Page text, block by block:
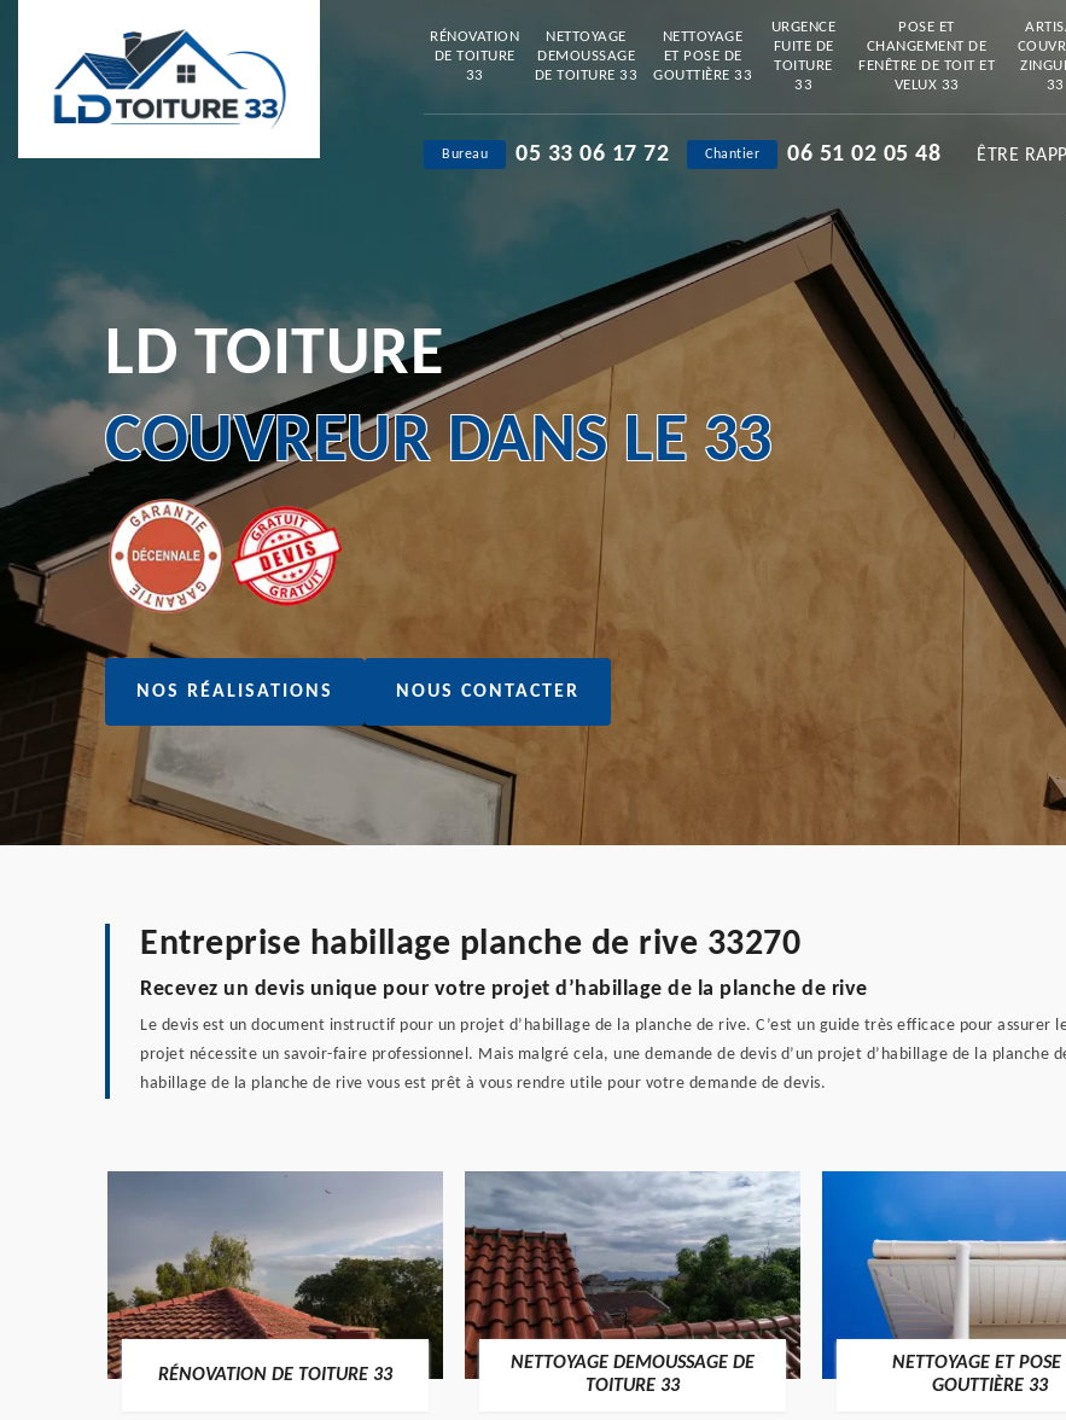
RÉNOVATION
DE TOITURE
33
NETTOYAGE
DEMOUSSAGE
DE TOITURE 33
NETTOYAGE
ET POSE DE
GOUTTIÈRE 33
URGENCE
FUITE DE
TOITURE
33
POSE ET
CHANGEMENT DE
FENÊTRE DE TOIT ET
VELUX 33
33
Bureau 05 33 06 17 72 Chantier 06 51 02 05 48 ÊTRE
LD TOITURE
COUVREUR DANS LE 33
NOS RÉALISATIONS NOUS CONTACTER
Entreprise habillage planche de rive 33270
Recevez un devis unique pour votre projet d’habillage de la planche de rive
Le devis est un document instructif pour un projet d’habillage de la planche de rive. C’est un guide très efficace pour assurer
projet nécessite un savoir-faire professionnel. Mais malgré cela, une demande de devis d’un projet d’habillage de la planche
habillage de la planche de rive vous est prêt à vous rendre utile pour votre demande de devis.
RÉNOVATION DE TOITURE 33
NETTOYAGE DEMOUSSAGE DE
TOITURE 33
NETTOYAGE ET POSE
GOUTTIÈRE 33